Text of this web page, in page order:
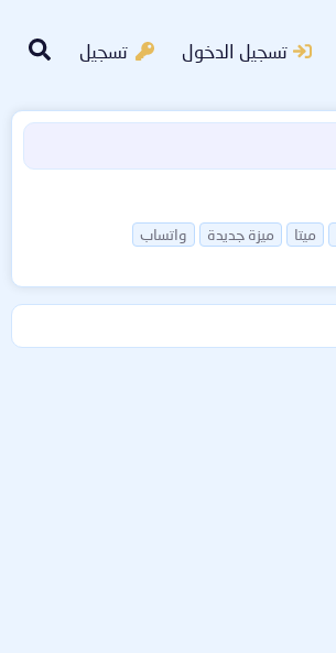
تسجيل الدخول تسجيل
ميتا ميزة جديدة
واتساب